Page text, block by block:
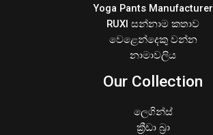
Yoga Pants Manufacturer
RUXI සන්නාම කතාව
වෙළෙන්දෙකු වන්න
නාමාවලිය
Our Collection
ලෙගින්ස්
ක්‍රීඩා බ්‍රා